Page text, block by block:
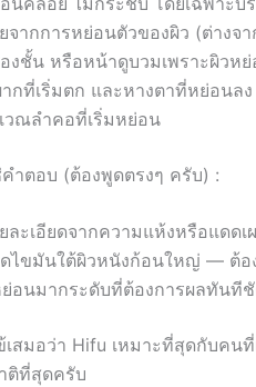
จากการหย่อนตัวของผิว (ต่างจ
งชั้น หรือหน้าดูบวมเพราะผิวห
กที่เริ่มตก และหางตาที่หย่อนลง
วณลำคอที่เริ่มหย่อน
ำตอบ (ต้องพูดตรงๆ ครับ) :
ละเอียดจากความแห้งหรือแดด
ไขมันใต้ผิวหนังก้อนใหญ่ — ต้อ
อนมากระดับที่ต้องการผลทันที
สมอว่า Hifu เหมาะที่สุดกับคนที่
ติที่สุดครับ